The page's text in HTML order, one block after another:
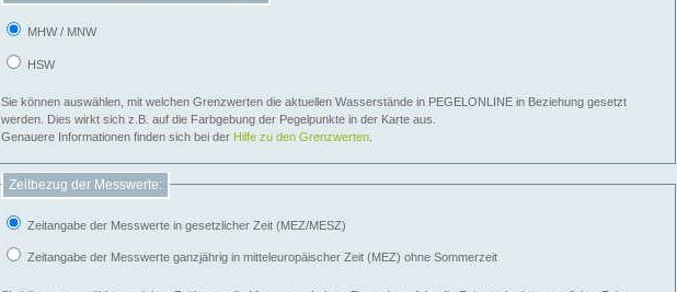
MHW / MNW
HSW
Sie können auswählen, mit welchen Grenzwerten die aktuellen Wasserstände in PEGELONLINE in Beziehung gesetzt
werden. Dies wirkt sich z.B. auf die Farbgebung der Pegelpunkte in der Karte aus.
Genauere Informationen finden sich bei der Hilfe zu den Grenzwerten
Zeitbezug der Messwerte:
Zeitangabe der Messwerte in gesetzlicher Zeit (MEZ/MESZ)
Zeitangabe der Messwerte ganzjährig in mitteleuropäischer Zeit (MEZ) ohne Sommerzeit